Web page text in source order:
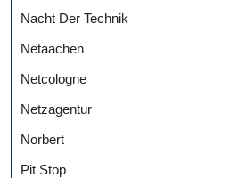
Nacht Der Technik
Netaachen
Netcologne
Netzagentur
Norbert
Pit Stop